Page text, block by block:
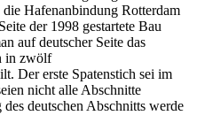
die Hafenanbindung Rotterdam
der 1998 gestartete Bau
auf deutscher Seite das
in zwölf
Der erste Spatenstich sei im
nicht alle Abschnitte
deutschen Abschnitts werde